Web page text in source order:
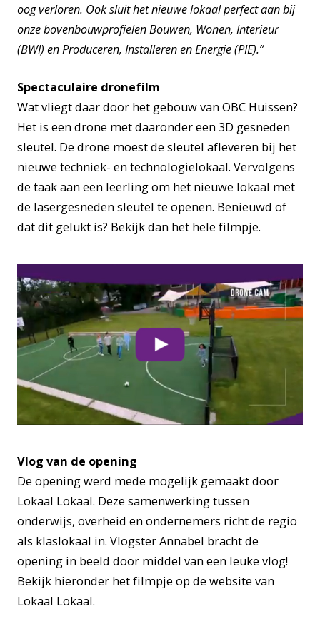
oog verloren. Ook sluit het nieuwe lokaal perfect aan bij
onze bovenbouwprofielen Bouwen, Wonen, Interieur
(BWI) en Produceren, Installeren en Energie (PIE).”
Spectaculaire dronefilm
Wat vliegt daar door het gebouw van OBC Huissen?
Het is een drone met daaronder een 3D gesneden
sleutel. De drone moest de sleutel afleveren bij het
nieuwe techniek- en technologielokaal. Vervolgens
de taak aan een leerling om het nieuwe lokaal met
de lasergesneden sleutel te openen. Benieuwd of
dat dit gelukt is? Bekijk dan het hele filmpje.
Vlog van de opening
De opening werd mede mogelijk gemaakt door
Lokaal Lokaal. Deze samenwerking tussen
onderwijs, overheid en ondernemers richt de regio
als klaslokaal in. Vlogster Annabel bracht de
opening in beeld door middel van een leuke vlog!
Bekijk hieronder het filmpje op de website van
Lokaal Lokaal.